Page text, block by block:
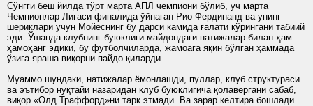
Сўнгги беш йилда тўрт марта АПЛ чемпиони бўлиб, уч марта
Чемпионлар Лигаси финалида ўйнаган Рио Фердинанд ва унинг
шериклари учун Мойеснинг бу дарси камида ғалати кўрингани табиий
эди. Ўшанда клубнинг буюклиги майдондаги натижалар билан ҳам
ҳамоҳанг эдики, бу футболчиларда, жамоага яқин бўлган ҳаммада
ўзига яраша виқорни пайдо қиларди.
Муаммо шундаки, натижалар ёмонлашди, пуллар, клуб структураси
ва эътибор нуқтайи назаридан клуб буюклигича қолавергани сабаб,
виқор «Олд Траффорд»ни тарк этмади. Ва зарар келтира бошлади.